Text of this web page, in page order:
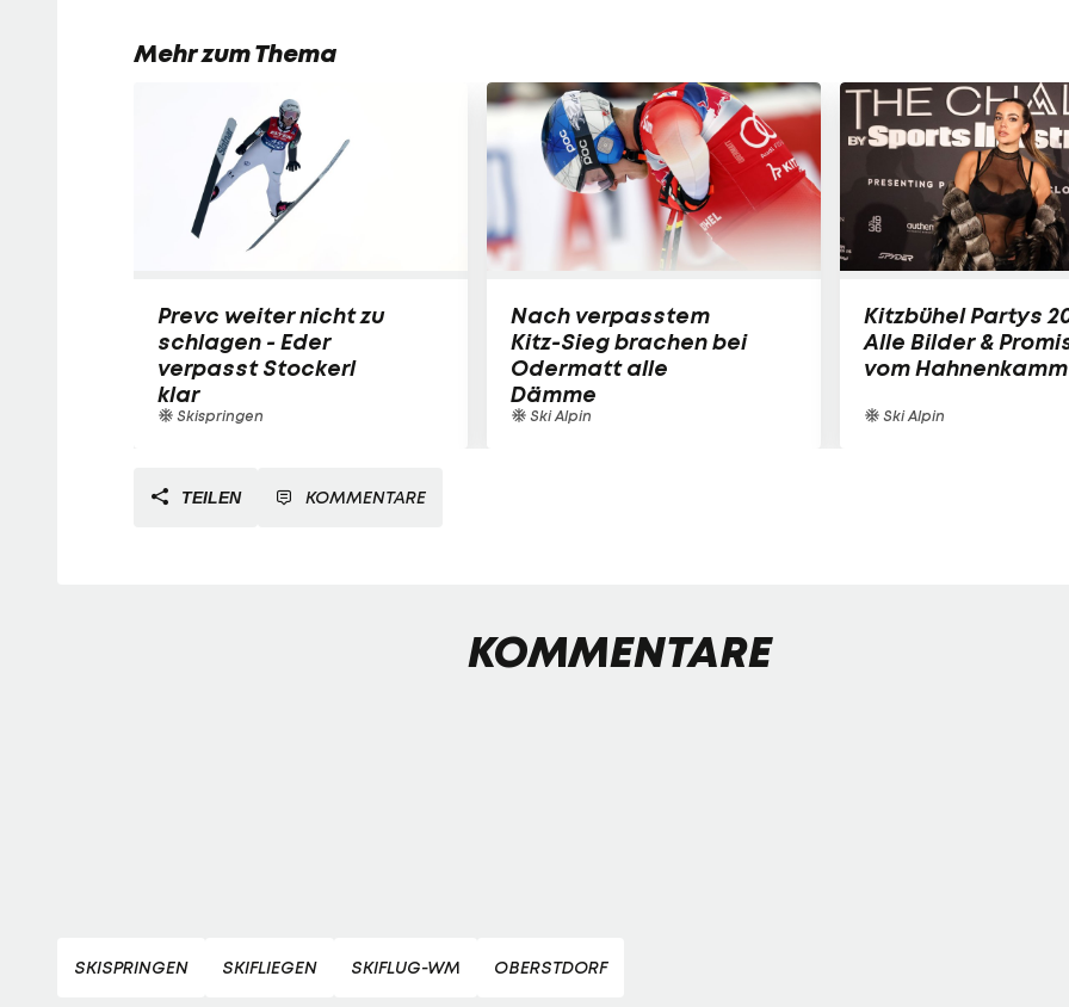
Mehr zum Thema
Prevc weiter nicht zu
schlagen - Eder
verpasst Stockerl
klar
Skispringen
Nach verpasstem
Kitz-Sieg brachen bei
Odermatt alle
Dämme
Ski Alpin
Kitzbühel Partys
Alle Bilder &
vom Hahnenkamm
Ski Alpin
TEILEN KOMMENTARE
KOMMENTARE
SKISPRINGEN SKIFLIEGEN SKIFLUG-WM OBERSTDORF